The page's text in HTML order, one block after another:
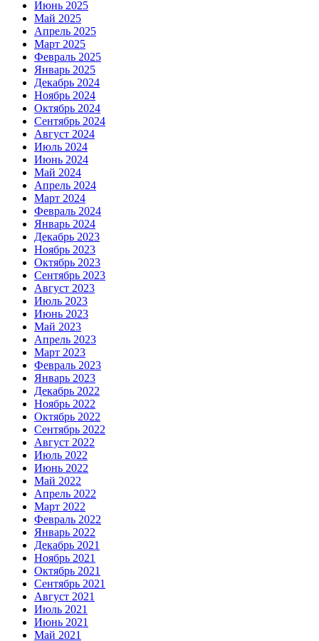
Июнь 2025
Май 2025
Апрель 2025
Март 2025
Февраль 2025
Январь 2025
Декабрь 2024
Ноябрь 2024
Октябрь 2024
Сентябрь 2024
Август 2024
Июль 2024
Июнь 2024
Май 2024
Апрель 2024
Март 2024
Февраль 2024
Январь 2024
Декабрь 2023
Ноябрь 2023
Октябрь 2023
Сентябрь 2023
Август 2023
Июль 2023
Июнь 2023
Май 2023
Апрель 2023
Март 2023
Февраль 2023
Январь 2023
Декабрь 2022
Ноябрь 2022
Октябрь 2022
Сентябрь 2022
Август 2022
Июль 2022
Июнь 2022
Май 2022
Апрель 2022
Март 2022
Февраль 2022
Январь 2022
Декабрь 2021
Ноябрь 2021
Октябрь 2021
Сентябрь 2021
Август 2021
Июль 2021
Июнь 2021
Май 2021